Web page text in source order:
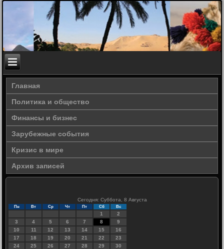
Главная
Политика и общество
Финансы и бизнес
Зарубежные события
Кризис в мире
Архив записей
Сегодня: Суббота, 8 Августа
Пн Вт Ср Чт Пт Сб Вс
1
2
3
4 5 6 7 8
9
10
11 12 13 14 15
16
17
18 19 20 21 22
23
24
25 26 27 28 29
30